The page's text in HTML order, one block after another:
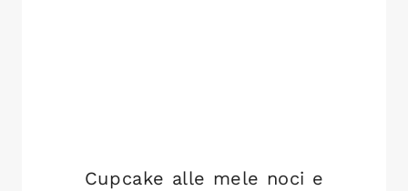
Cupcake alle mele noci e